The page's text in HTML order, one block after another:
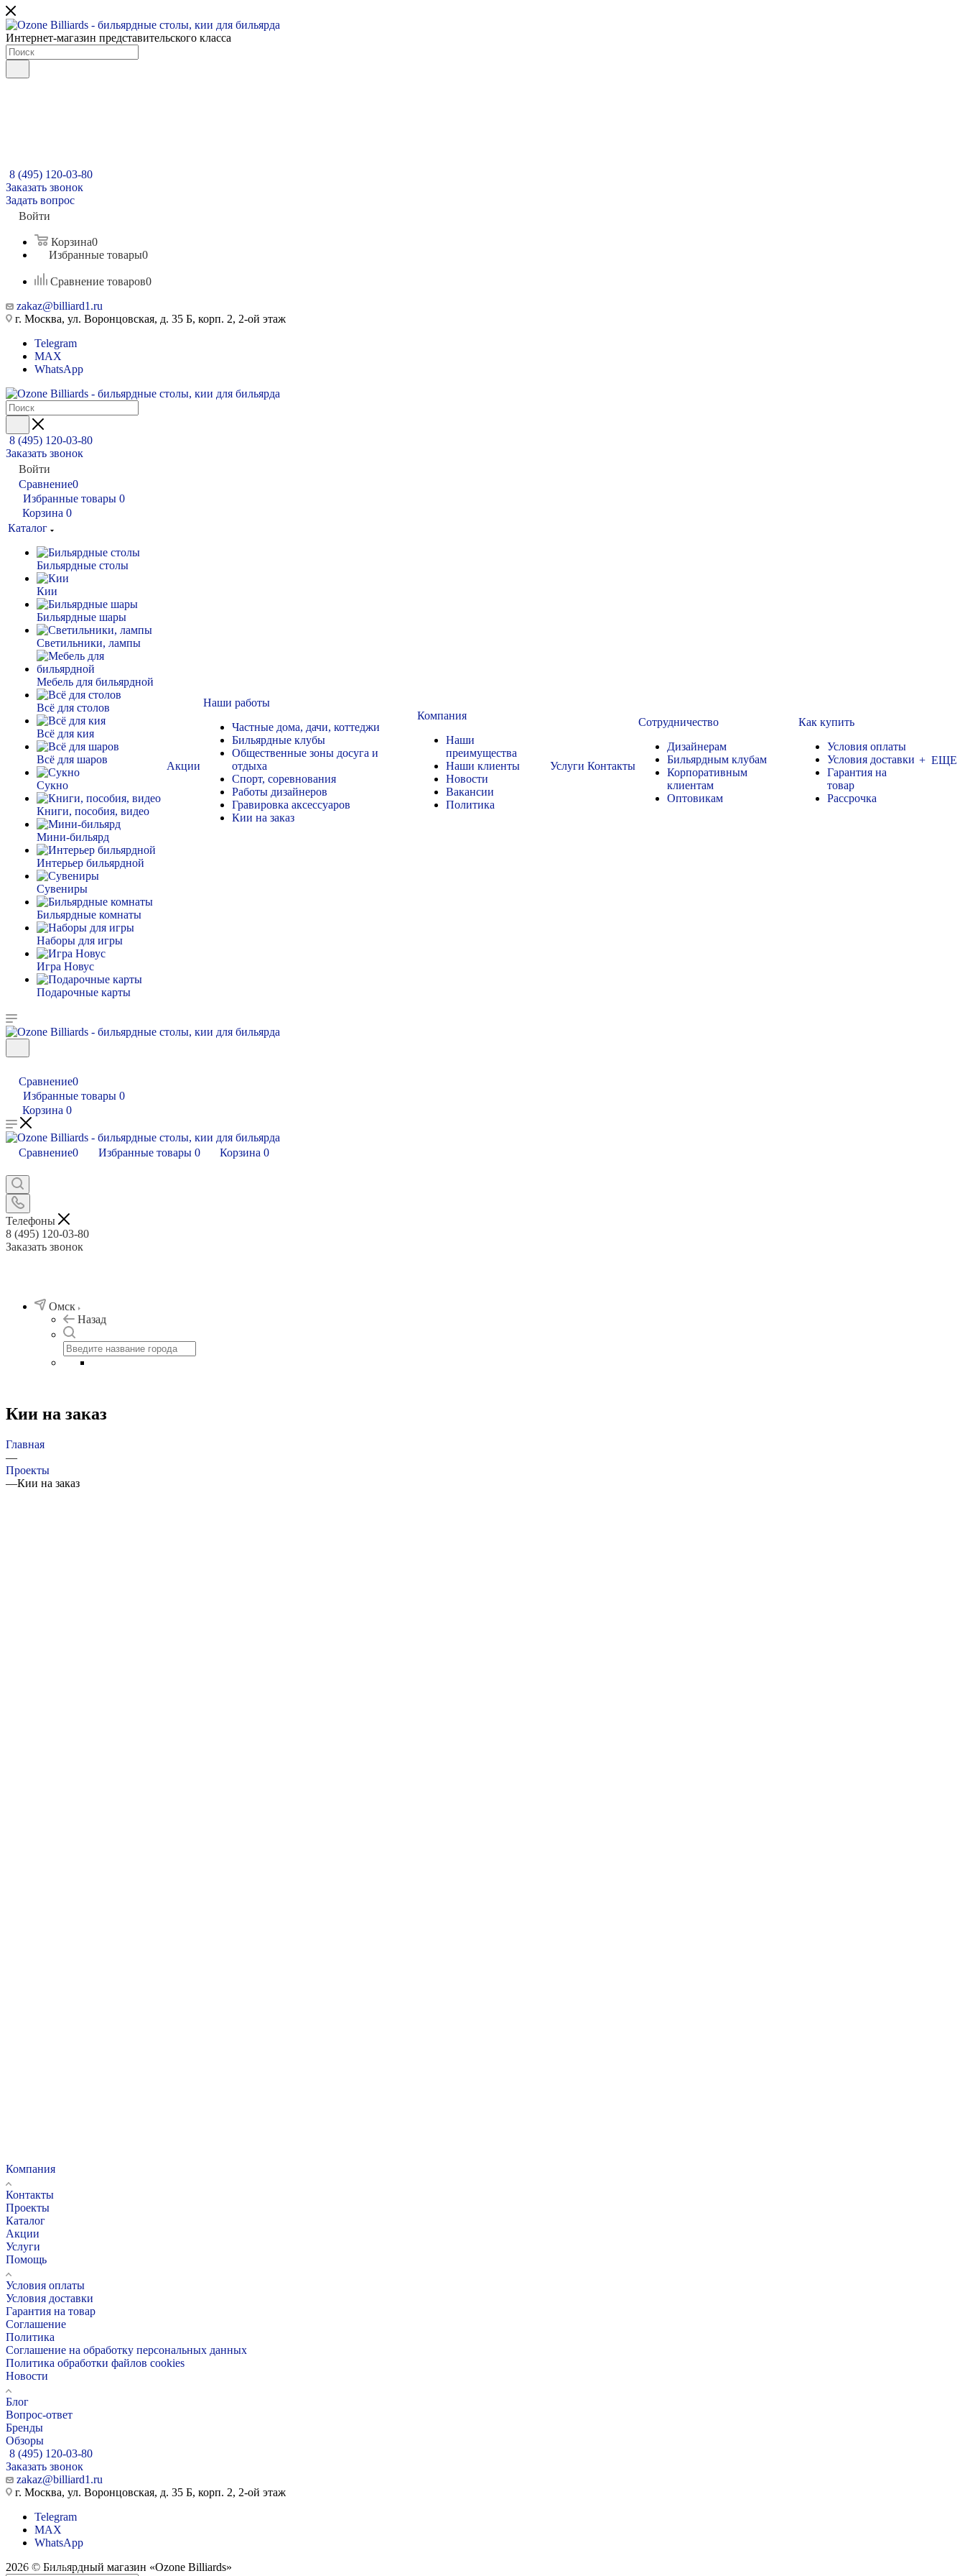
Интернет-магазин представительского класса
8 (495) 120-03-80
Заказать звонок
Задать вопрос
Войти
Корзина0
Избранные товары0
Сравнение товаров0
zakaz@billiard1.ru
г. Москва, ул. Воронцовская, д. 35 Б, корп. 2, 2-ой этаж
Telegram
MAX
WhatsApp
8 (495) 120-03-80
Заказать звонок
Войти
Сравнение0
Избранные товары 0
Корзина 0
Каталог
Бильярдные столы
Кии
Бильярдные шары
Светильники, лампы
Мебель для бильярдной
Всё для столов
Всё для кия
Всё для шаров
Сукно
Книги, пособия, видео
Мини-бильярд
Интерьер бильярдной
Сувениры
Бильярдные комнаты
Наборы для игры
Игра Новус
Подарочные карты
Акции
Наши работы
Частные дома, дачи, коттеджи
Бильярдные клубы
Общественные зоны досуга и
отдыха
Спорт, соревнования
Работы дизайнеров
Гравировка аксессуаров
Кии на заказ
Компания
Наши
преимущества
Наши клиенты
Новости
Вакансии
Политика
Услуги Контакты
Сотрудничество
Дизайнерам
Бильярдным клубам
Корпоративным
клиентам
Оптовикам
Как купить
Условия оплаты
Условия доставки
Гарантия на
товар
Рассрочка
+ ЕЩЕ
Сравнение0
Избранные товары 0
Корзина 0
Сравнение0 Избранные товары 0 Корзина 0
Телефоны
8 (495) 120-03-80
Заказать звонок
Омск
Назад
Кии на заказ
Главная
—
Проекты
—Кии на заказ
Кии на заказ
Компания
Контакты
Проекты
Каталог
Акции
Услуги
Помощь
Условия оплаты
Условия доставки
Гарантия на товар
Соглашение
Политика
Соглашение на обработку персональных данных
Политика обработки файлов cookies
Новости
Блог
Вопрос-ответ
Бренды
Обзоры
8 (495) 120-03-80
Заказать звонок
zakaz@billiard1.ru
г. Москва, ул. Воронцовская, д. 35 Б, корп. 2, 2-ой этаж
Telegram
MAX
WhatsApp
2026 © Бильярдный магазин «Ozone Billiards»